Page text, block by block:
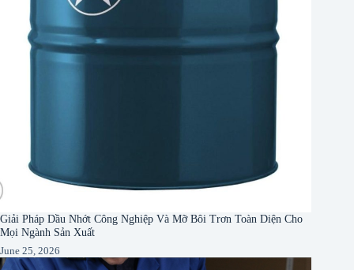
Giải Pháp Dầu Nhớt Công Nghiệp Và Mỡ Bôi Trơn Toàn Diện Cho
Mọi Ngành Sản Xuất
June 25, 2026